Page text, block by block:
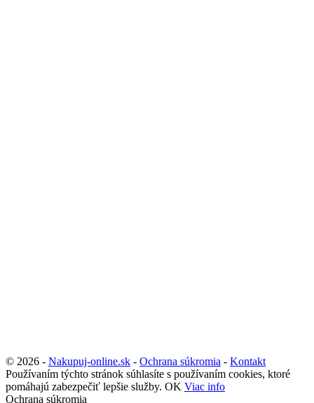
© 2026 - Nakupuj-online.sk - Ochrana súkromia - Kontakt
Používaním týchto stránok súhlasíte s používaním cookies, ktoré
pomáhajú zabezpečiť lepšie služby. OK Viac info
Ochrana súkromia